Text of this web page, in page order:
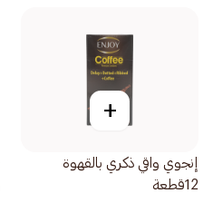
+
إنجوي واقي ذكري بالقهوة
12قطعة